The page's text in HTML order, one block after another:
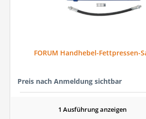
FORUM Handhebel-Fettpressen-
Preis nach Anmeldung sichtbar
1 Ausführung anzeigen